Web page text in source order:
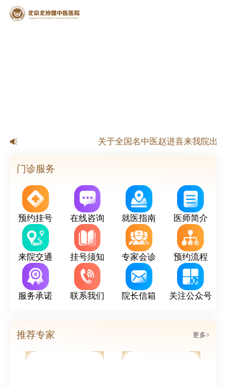
关于全国名中医赵进喜来我院出诊
门诊服务
预约挂号 在线咨询 就医指南 医师简介
来院交通 挂号须知 专家会诊 预约流程
服务承诺 联系我们 院长信箱 关注公众号
推荐专家 更多>